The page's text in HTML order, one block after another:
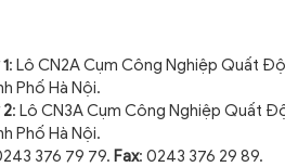
: Lô CN2A Cụm Công Nghiệp Quất
Phố Hà Nội.
2: Lô CN3A Cụm Công Nghiệp Quất
Phố Hà Nội.
376 79 79. Fax: 0243 376 29 89.